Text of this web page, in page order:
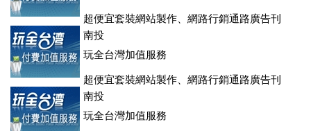
超便宜套裝網站製作、網路行銷通路廣告刊
登、訂房系統、客房委託旅行社銷售，全面優惠中....
南投
玩全台灣加值服務
超便宜套裝網站製作、網路行銷通路廣告刊
登、訂房系統、客房委託旅行社銷售，全面優惠中....
南投
玩全台灣加值服務